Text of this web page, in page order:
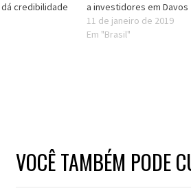
credibilidade
a investidores em Davos
11 de janeiro de 2019
Em "Brasil"
VOCÊ TAMBÉM PODE